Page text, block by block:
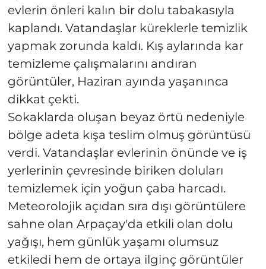
evlerin önleri kalın bir dolu tabakasıyla
kaplandı. Vatandaşlar küreklerle temizlik
yapmak zorunda kaldı. Kış aylarında kar
temizleme çalışmalarını andıran
görüntüler, Haziran ayında yaşanınca
dikkat çekti.
Sokaklarda oluşan beyaz örtü nedeniyle
bölge adeta kışa teslim olmuş görüntüsü
verdi. Vatandaşlar evlerinin önünde ve iş
yerlerinin çevresinde biriken doluları
temizlemek için yoğun çaba harcadı.
Meteorolojik açıdan sıra dışı görüntülere
sahne olan Arpaçay'da etkili olan dolu
yağışı, hem günlük yaşamı olumsuz
etkiledi hem de ortaya ilginç görüntüler